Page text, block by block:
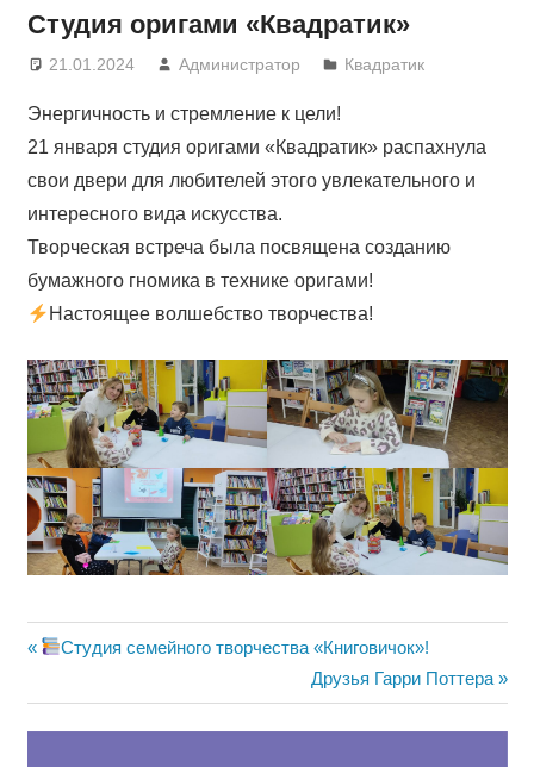
Студия оригами «Квадратик»
21.01.2024 Администратор Квадратик
Энергичность и стремление к цели!
21 января студия оригами «Квадратик» распахнула
свои двери для любителей этого увлекательного и
интересного вида искусства.
Творческая встреча была посвящена созданию
бумажного гномика в технике оригами!
Настоящее волшебство творчества!
Навигация
по
Предыдущая
Студия семейного творчества «Книговичок»!
Следующая
запись:
Друзья Гарри Поттера